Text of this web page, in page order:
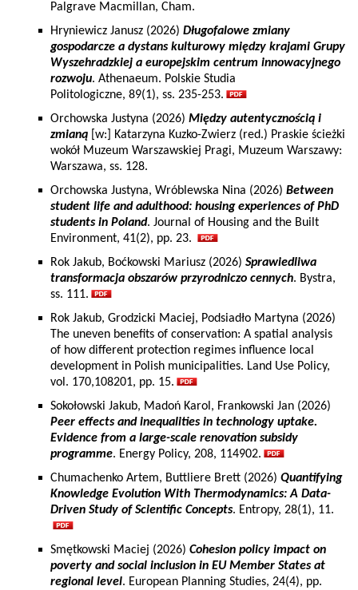
Palgrave Macmillan, Cham.
Hryniewicz Janusz (2026) Długofalowe zmiany
gospodarcze a dystans kulturowy między krajami Grupy
Wyszehradzkiej a europejskim centrum innowacyjnego
rozwoju. Athenaeum. Polskie Studia
Politologiczne, 89(1), ss. 235-253.
Orchowska Justyna (2026) Między autentycznością i
zmianą [w:] Katarzyna Kuzko-Zwierz (red.) Praskie ścieżki
wokół Muzeum Warszawskiej Pragi, Muzeum Warszawy:
Warszawa, ss. 128.
Orchowska Justyna, Wróblewska Nina (2026) Between
student life and adulthood: housing experiences of PhD
students in Poland. Journal of Housing and the Built
Environment, 41(2), pp. 23.
Rok Jakub, Boćkowski Mariusz (2026) Sprawiedliwa
transformacja obszarów przyrodniczo cennych. Bystra,
ss. 111.
Rok Jakub, Grodzicki Maciej, Podsiadło Martyna (2026)
The uneven benefits of conservation: A spatial analysis
of how different protection regimes influence local
development in Polish municipalities. Land Use Policy,
vol. 170,108201, pp. 15.
Sokołowski Jakub, Madoń Karol, Frankowski Jan (2026)
Peer effects and inequalities in technology uptake.
Evidence from a large-scale renovation subsidy
programme. Energy Policy, 208, 114902.
Chumachenko Artem, Buttliere Brett (2026) Quantifying
Knowledge Evolution With Thermodynamics: A Data-
Driven Study of Scientific Concepts. Entropy, 28(1), 11.
Smętkowski Maciej (2026) Cohesion policy impact on
poverty and social inclusion in EU Member States at
regional level. European Planning Studies, 24(4), pp.